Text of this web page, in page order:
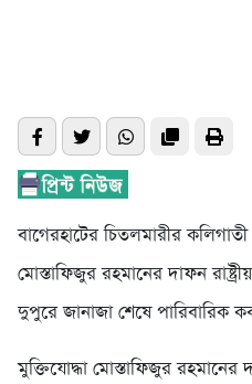
বাগেরহাটের চিতলমারীর কলিগাতী
মোস্তাফিজুর রহমানের দাফন
দুপুরে জানাজা শেষে পারিবারিক
মুক্তিযোদ্ধা মোস্তাফিজুর